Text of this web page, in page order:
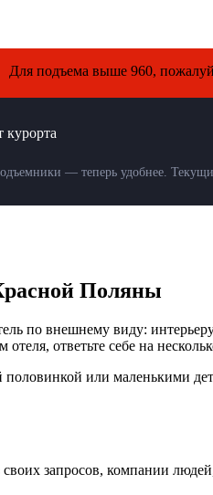
выше 960, пожалуйста,
курорта
— теперь удобнее.
Поляны
по внешнему виду:
ответьте себе на
половинкой или маленькими
запросов, компании